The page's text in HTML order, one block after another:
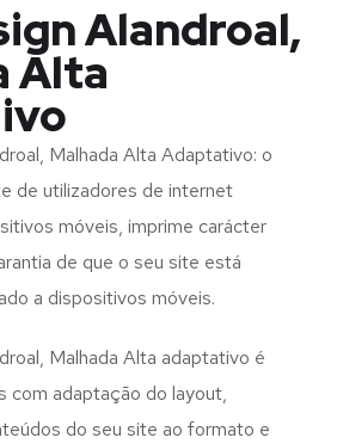
Alandroal,
Alta
Malhada Alta Adaptativo: o
de utilizadores de internet
móveis, imprime carácter
de que o seu site está
a dispositivos móveis.
Malhada Alta adaptativo é
com adaptação do layout,
do seu site ao formato e